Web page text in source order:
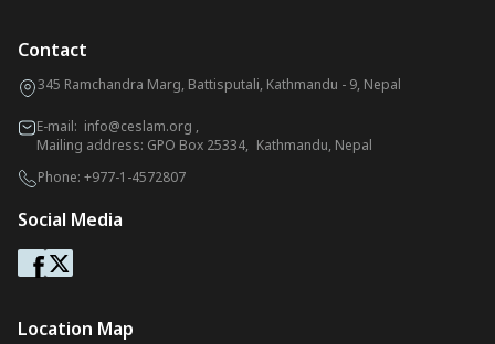
Contact
345 Ramchandra Marg, Battisputali, Kathmandu - 9, Nepal
E-mail: info@ceslam.org ,
Mailing address: GPO Box 25334, Kathmandu, Nepal
Phone: +977-1-4572807
Social Media
Location Map